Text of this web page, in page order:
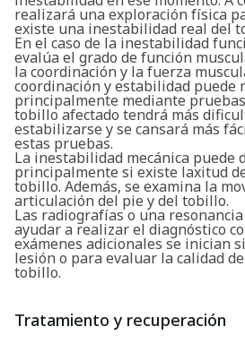
realizará una exploración física
existe una inestabilidad real del
En el caso de la inestabilidad
evalúa el grado de función
la coordinación y la fuerza
coordinación y estabilidad puede
principalmente mediante
tobillo afectado tendrá más
estabilizarse y se cansará más
estas pruebas.
La inestabilidad mecánica puede
principalmente si existe laxitud
tobillo. Además, se examina la
articulación del pie y del tobillo.
Las radiografías o una
ayudar a realizar el diagnóstico
exámenes adicionales se inician
lesión o para evaluar la calidad
tobillo.
Tratamiento y recuperación